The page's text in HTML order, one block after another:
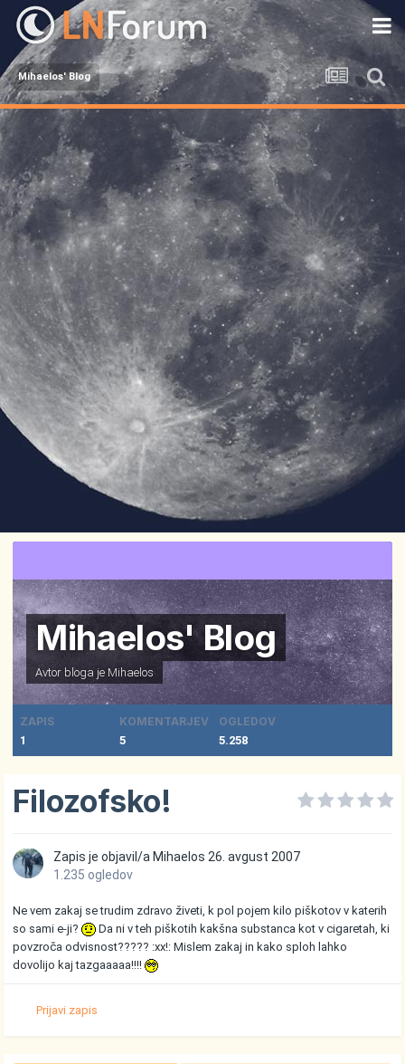
Mihaelos' Blog
Mihaelos' Blog
Avtor bloga je Mihaelos
ZAPIS
1
KOMENTARJEV
5
OGLEDOV
5.258
Filozofsko!
Zapis je objavil/a Mihaelos 26. avgust 2007
1.235 ogledov
Ne vem zakaj se trudim zdravo živeti, k pol pojem kilo piškotov v katerih
so sami e-ji?
Da ni v teh piškotih kakšna substanca kot v cigaretah, ki
povzroča odvisnost????? :xx!: Mislem zakaj in kako sploh lahko
dovolijo kaj tazgaaaaa!!!!
Prijavi zapis